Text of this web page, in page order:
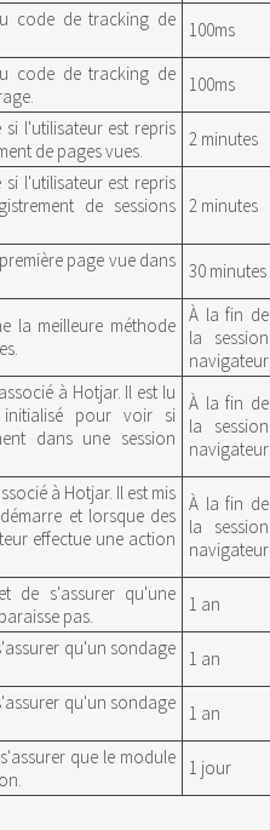
code de tracking de
100ms
code de tracking de
100ms
l'utilisateur est repris
de pages vues.
2 minutes
l'utilisateur est repris
de sessions 2 minutes
page vue dans 30 minutes
la meilleure méthode À la fin de
la session
navigateur
à Hotjar. Il est lu
initialisé pour voir si
dans une session
À la fin de
la session
navigateur
à Hotjar. Il est mis
et lorsque des
effectue une action
À la fin de
la session
navigateur
de s'assurer qu'une
pas.
1 an
qu'un sondage
1 an
qu'un sondage
1 an
que le module
1 jour